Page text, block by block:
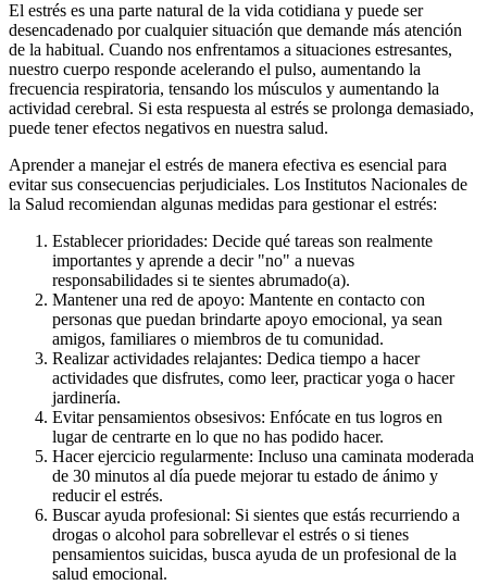
El estrés es una parte natural de la vida cotidiana y puede ser
desencadenado por cualquier situación que demande más atención
de la habitual. Cuando nos enfrentamos a situaciones estresantes,
nuestro cuerpo responde acelerando el pulso, aumentando la
frecuencia respiratoria, tensando los músculos y aumentando la
actividad cerebral. Si esta respuesta al estrés se prolonga demasiado,
puede tener efectos negativos en nuestra salud.
Aprender a manejar el estrés de manera efectiva es esencial para
evitar sus consecuencias perjudiciales. Los Institutos Nacionales de
la Salud recomiendan algunas medidas para gestionar el estrés:
Establecer prioridades: Decide qué tareas son realmente
importantes y aprende a decir "no" a nuevas
responsabilidades si te sientes abrumado(a).
Mantener una red de apoyo: Mantente en contacto con
personas que puedan brindarte apoyo emocional, ya sean
amigos, familiares o miembros de tu comunidad.
Realizar actividades relajantes: Dedica tiempo a hacer
actividades que disfrutes, como leer, practicar yoga o hacer
jardinería.
Evitar pensamientos obsesivos: Enfócate en tus logros en
lugar de centrarte en lo que no has podido hacer.
Hacer ejercicio regularmente: Incluso una caminata moderada
de 30 minutos al día puede mejorar tu estado de ánimo y
reducir el estrés.
Buscar ayuda profesional: Si sientes que estás recurriendo a
drogas o alcohol para sobrellevar el estrés o si tienes
pensamientos suicidas, busca ayuda de un profesional de la
salud emocional.